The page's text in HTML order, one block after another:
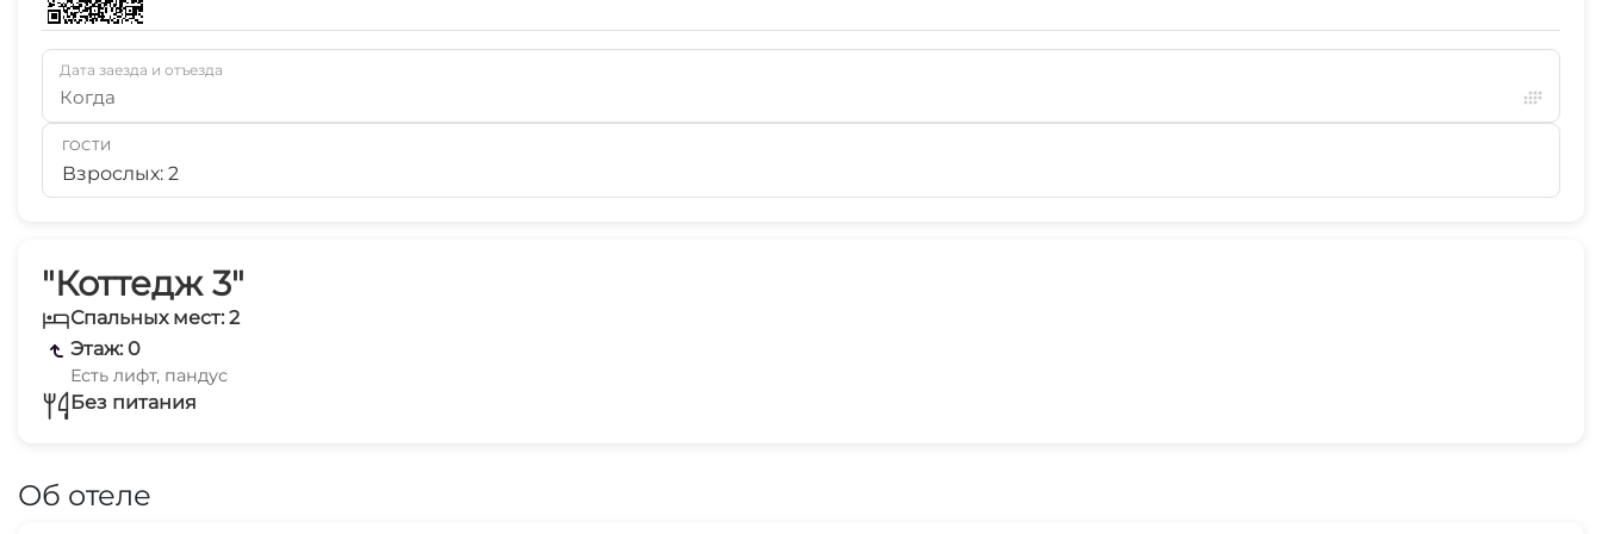
"Коттедж 3"
Спальных мест: 2
Этаж: 0
Есть лифт, пандус
Без питания
Об отеле
Дата заезда и отъезда
Когда
ГОСТИ
Взрослых: 2